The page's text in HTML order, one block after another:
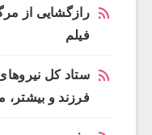
رازگشایی از
فیلم
فرزند و